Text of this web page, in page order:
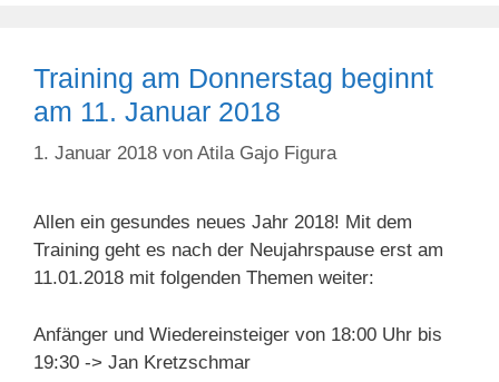
Training am Donnerstag beginnt
am 11. Januar 2018
1. Januar 2018 von Atila Gajo Figura
Allen ein gesundes neues Jahr 2018! Mit dem
Training geht es nach der Neujahrspause erst am
11.01.2018 mit folgenden Themen weiter:
Anfänger und Wiedereinsteiger von 18:00 Uhr bis
19:30 -> Jan Kretzschmar